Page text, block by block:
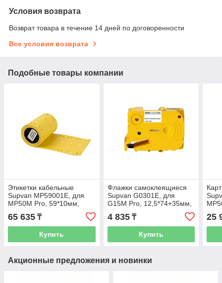
Условия возврата
Возврат товара в течение 14 дней по договоренности
Все условия возврата
Подобные товары компании
Этикетки кабельные
Supvan MP59001E, для
MP50M Pro, 59*10мм,
65 635 ₸
Купить
Флажки самоклеящиеся
Supvan G0301E, для
G15M Pro, 12,5*74+35мм,
4 835₸
Купить
25
Акционные предложения и новинки